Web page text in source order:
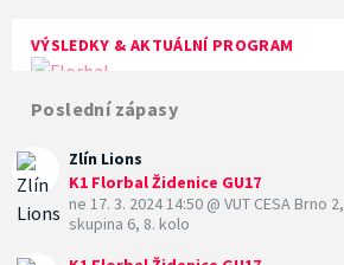
VÝSLEDKY & AKTUÁLNÍ PROGRAM
Poslední zápasy
Zlín Lions
K1 Florbal Židenice GU17
ne 17. 3. 2024 14:50 @ VUT CESA Brno 2,
skupina 6, 8. kolo